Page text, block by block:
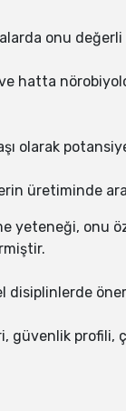
onu
hatta
olarak
üretiminde ara
yeteneği, onu
disiplinlerde
güvenlik profili,